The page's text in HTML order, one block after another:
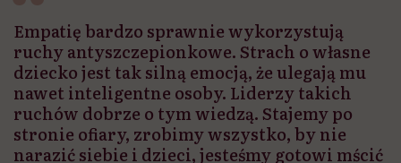
Empatię bardzo sprawnie wykorzystują
ruchy antyszczepionkowe. Strach o własne
dziecko jest tak silną emocją, że ulegają mu
nawet inteligentne osoby. Liderzy takich
ruchów dobrze o tym wiedzą. Stajemy po
stronie ofiary, zrobimy wszystko, by nie
narazić siebie i dzieci, jesteśmy gotowi mścić